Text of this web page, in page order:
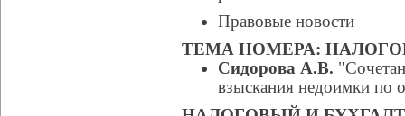
Правовые новости
ТЕМА НОМЕРА:
Сидорова А.В.
взыскания недоимки по